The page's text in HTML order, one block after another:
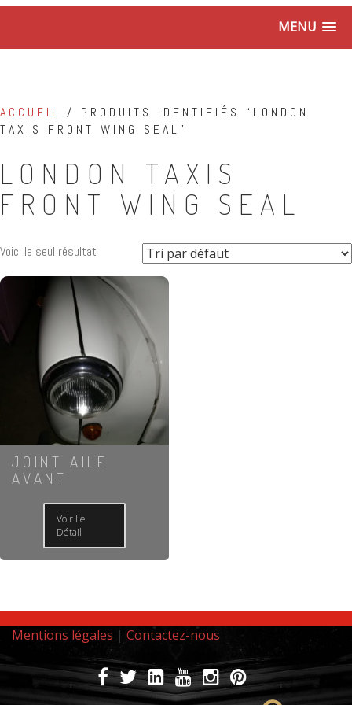
MENU
ACCUEIL / PRODUITS IDENTIFIÉS “LONDON
TAXIS FRONT WING SEAL”
LONDON TAXIS
FRONT WING SEAL
Voici le seul résultat
JOINT AILE
AVANT
Voir Le
Détail
Mentions légales | Contactez-nous